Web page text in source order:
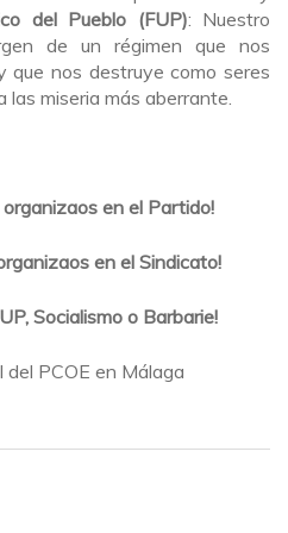
del Pueblo (FUP):​ Nuestro
de un régimen que nos
que nos destruye como seres
miseria más aberrante.
organizaos en el Partido!
en el Sindicato!
Socialismo o Barbarie!
PCOE en Málaga